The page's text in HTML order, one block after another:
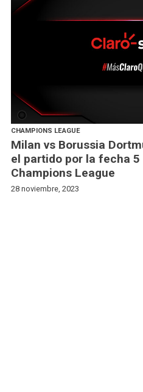
CHAMPIONS LEAGUE
Milan vs Borussia
el partido por la fecha 5
Champions League
28 noviembre, 2023